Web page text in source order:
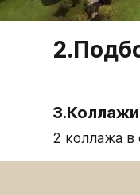
3.Коллажи
2 коллажа в